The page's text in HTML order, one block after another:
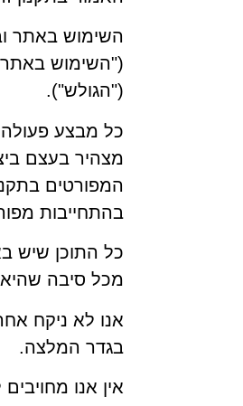
השימוש באתר
("השימוש באתר
("הגולש").
כל מבצע
מצהיר בעצם
המפורטים
בהתחייבות
כל התוכן שיש
מכל סיבה
אנו לא ניקח
בגדר המלצה.
אין אנו